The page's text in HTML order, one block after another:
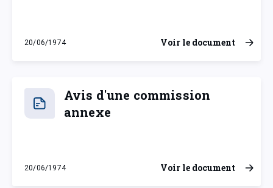
20/06/1974
jeudi 20 juin 1974
Voir le document
Avis d'une commission
annexe
20/06/1974
jeudi 20 juin 1974
Voir le document